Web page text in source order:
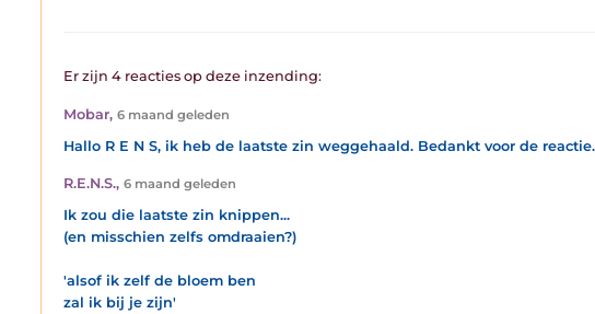
Er zijn 4 reacties op deze inzending:
Mobar, 6 maand geleden
Hallo R E N S, ik heb de laatste zin weggehaald. Bedankt voor de reactie.
R.E.N.S., 6 maand geleden
Ik zou die laatste zin knippen...
(en misschien zelfs omdraaien?)
'alsof ik zelf de bloem ben
zal ik bij je zijn'